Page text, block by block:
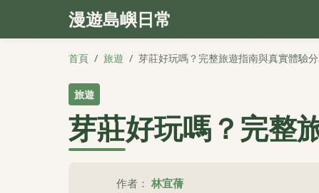
漫遊島嶼日常
首頁 / 旅遊 / 芽莊好玩嗎？完整旅遊指南與真實體驗
旅遊
芽莊好玩嗎？完整
作者： 林宜蒨